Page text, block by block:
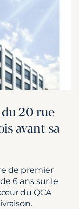
20 rue
avant sa
de premier
6 ans sur le
du QCA